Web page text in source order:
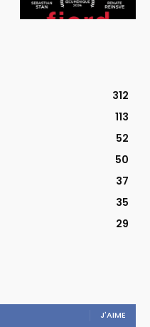
312
113
52
50
37
35
29
J'AIME